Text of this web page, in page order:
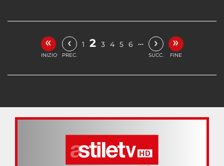
«
INIZIO
‹
PREC.
1 2 3 4 5 6 … ›
SUCC.
»
FINE